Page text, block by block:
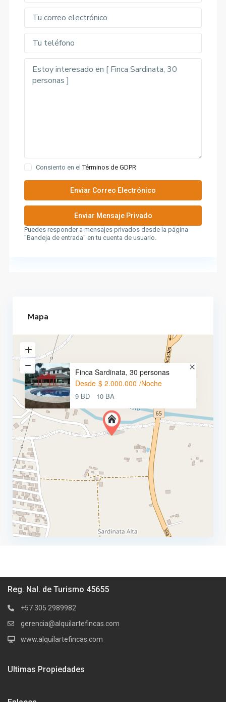
Consiento en elTérminos de GDPR
Puedes responder a mensajes privados desde la página
"Bandeja de entrada" en tu cuenta de usuario.
Mapa
Finca Sardinata, 30 personas
Desde $ 2.000.000 /Noche
9 BD 10 BA
Reg. Nal. de Turismo 45655
+57 305 2989982
gerencia@alquilartefincas.com
www.alquilartefincas.com
Ultimas Propiedades